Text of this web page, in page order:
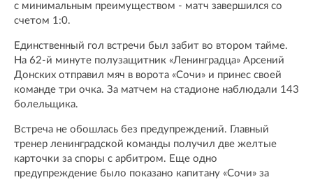
с минимальным преимуществом - матч завершился со
счетом 1:0.
Единственный гол встречи был забит во втором тайме.
На 62-й минуте полузащитник «Ленинградца» Арсений
Донских отправил мяч в ворота «Сочи» и принес своей
команде три очка. За матчем на стадионе наблюдали 143
болельщика.
Встреча не обошлась без предупреждений. Главный
тренер ленинградской команды получил две желтые
карточки за споры с арбитром. Еще одно
предупреждение было показано капитану «Сочи» за